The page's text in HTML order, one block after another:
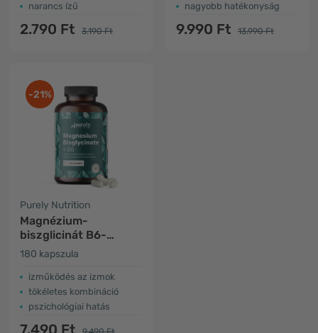
narancs ízű
2.790 Ft 3.190 Ft
nagyobb hatékonyság
9.990 Ft 13.990 Ft
-21%
Purely Nutrition
Magnézium-
biszglicinát B6-
vitaminnal
180 kapszula
izműködés az izmok
tökéletes kombináció
pszichológiai hatás
7.490 Ft